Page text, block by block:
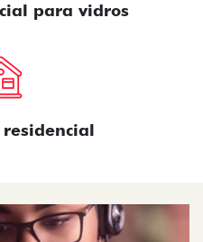
para vidros
residencial